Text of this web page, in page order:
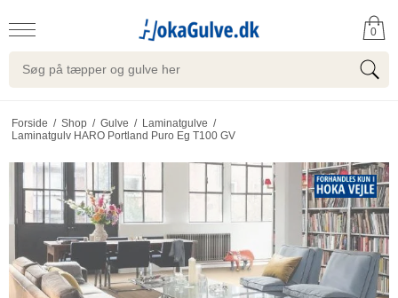
0
Forside / Shop / Gulve / Laminatgulve /
Laminatgulv HARO Portland Puro Eg T100 GV